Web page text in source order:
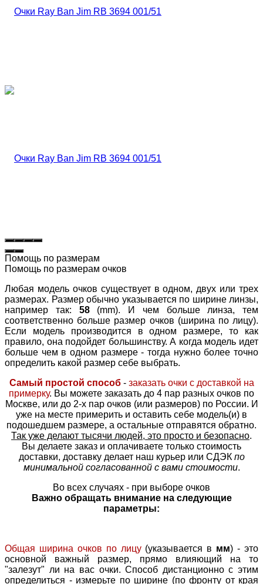
Помощь по размерам
Помощь по размерам очков
Любая модель очков существует в одном, двух или трех
размерах. Размер обычно указывается по ширине линзы,
например так: 58(mm). И чем больше линза, тем
соответственно больше размер очков (ширина по лицу).
Если модель производится в одном размере, то как
правило, она подойдет большинству. А когда модель идет
больше чем в одном размере - тогда нужно более точно
определить какой размер себе выбрать.
Самый простой способ- заказать очки с доставкой на
примерку. Вы можете заказать до 4 пар разных очков по
Москве, или до 2-х пар очков (или размеров) по России. И
уже на месте примерить и оставить себе модель(и) в
подошедшем размере, а остальные отправятся обратно.
Так уже делают тысячи людей, это просто и безопасно.
Вы делаете заказ и оплачиваете только стоимость
доставки, доставку делает наш курьер или СДЭК по
минимальной согласованной с вами стоимости.
Во всех случаях - при выборе очков
Важно обращать внимание на следующие
параметры:
Общая ширина очков по лицу(указывается в мм) - это
основной важный размер, прямо влияющий на то
"залезут" ли на вас очки. Способ дистанционно с этим
определиться - измерьте по ширине (по фронту от края